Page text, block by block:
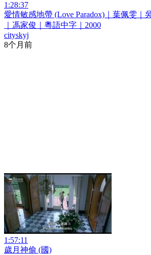
1:28:37
愛情敏感地帶 (Love Paradox)｜葉佩雯｜
｜馮家俊｜粵語中字｜2000
cityskyj
8个月前
1:57:11
歲月神偷 (國)